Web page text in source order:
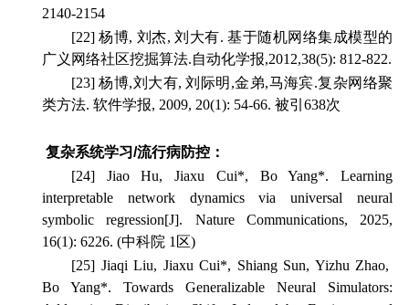
2140-2154
[22] 杨博, 刘杰, 刘大有. 基于随机网络集成模型的
广义网络社区挖掘算法.自动化学报,2012,38(5): 812-822.
[23] 杨博,刘大有, 刘际明,金弟,马海宾.复杂网络聚
类方法. 软件学报, 2009, 20(1): 54-66. 被引638次
复杂系统学习/流行病防控：
[24] Jiao Hu, Jiaxu Cui*, Bo Yang*. Learning
interpretable network dynamics via universal neural
symbolic regression[J]. Nature Communications, 2025,
16(1): 6226. (中科院 1区)
[25] Jiaqi Liu, Jiaxu Cui*, Shiang Sun, Yizhu Zhao,
Bo Yang*. Towards Generalizable Neural Simulators: